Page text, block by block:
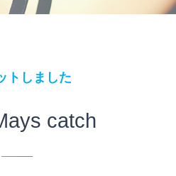
トしました
catch